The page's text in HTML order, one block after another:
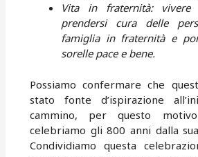
Vita in fraternità:
prendersi cura delle
famiglia in fraternità e
sorelle pace e bene.
Possiamo confermare che
stato fonte d’ispirazione
cammino, per questo
celebriamo gli 800 anni dalla
Condividiamo questa